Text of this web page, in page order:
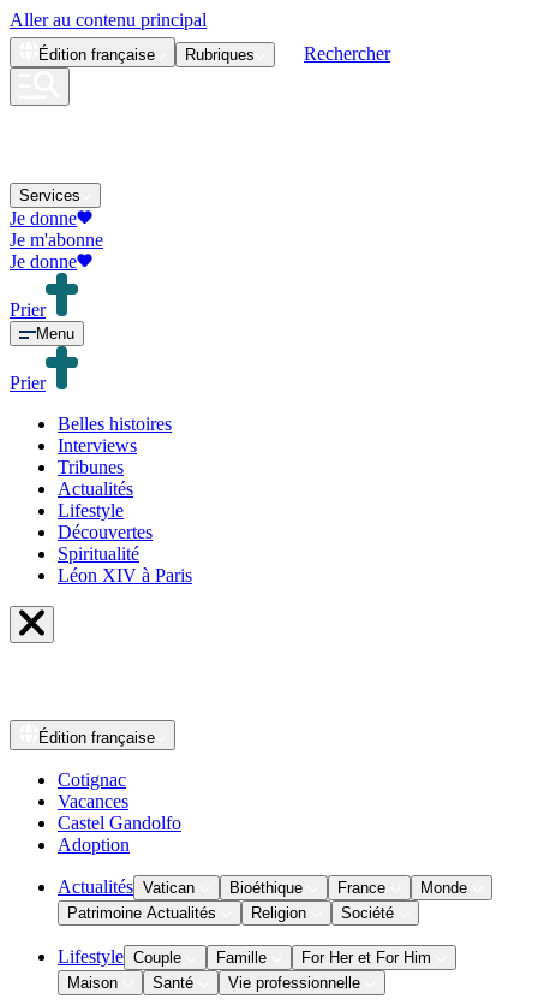
Aller au contenu principal
Édition française Rubriques Rechercher
Services
Je donne
Je m'abonne
Je donne
Prier
Menu
Prier
Belles histoires
Interviews
Tribunes
Actualités
Lifestyle
Découvertes
Spiritualité
Léon XIV à Paris
Édition française
Cotignac
Vacances
Castel Gandolfo
Adoption
Actualités Vatican Bioéthique France
Monde
Patrimoine Actualités
Religion Société
Lifestyle Couple Famille
For Her et For Him
Maison
Santé Vie professionnelle